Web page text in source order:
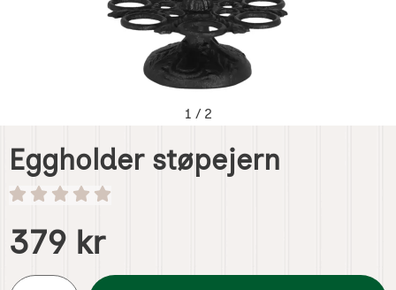
1 / 2
Eggholder støpejern
Handle dette produktet, Eggholder støpejern
pris
379 kr
antall